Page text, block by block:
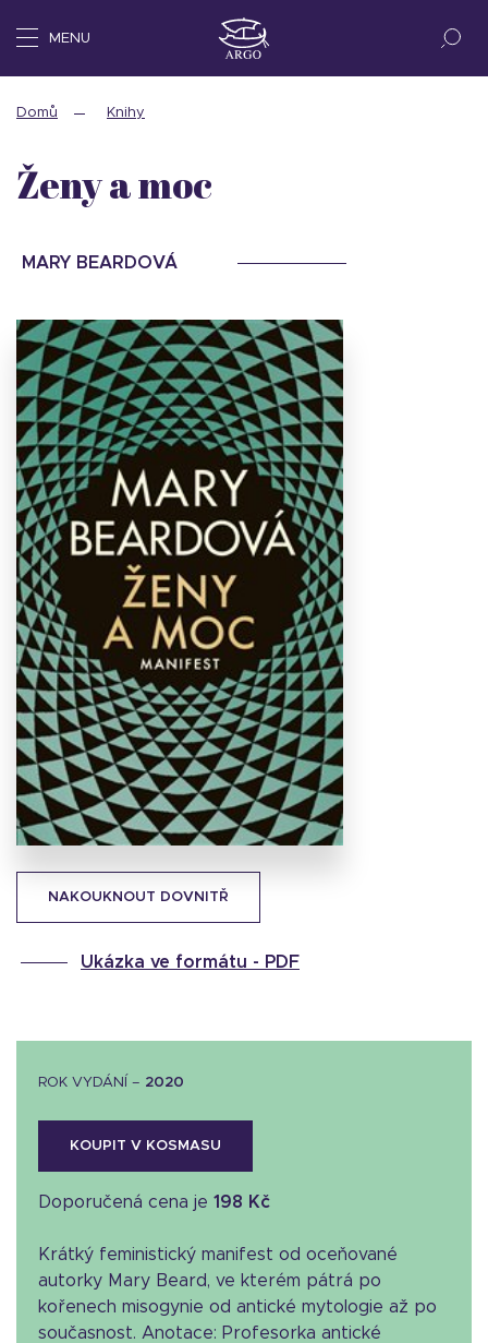
MENU
Domů Knihy
NAKOUKNOUT DOVNITŘ
Ukázka ve formátu - PDF
Ženy a moc
MARY BEARDOVÁ
ROK VYDÁNÍ – 2020
KOUPIT V KOSMASU
Doporučená cena je 198 Kč
Krátký feministický manifest od oceňované
autorky Mary Beard, ve kterém pátrá po
kořenech misogynie od antické mytologie až po
současnost. Anotace: Profesorka antické